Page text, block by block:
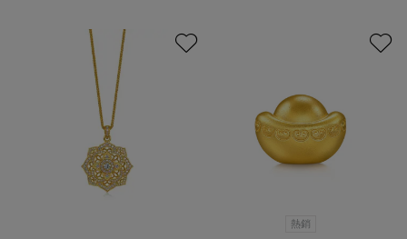
熱銷